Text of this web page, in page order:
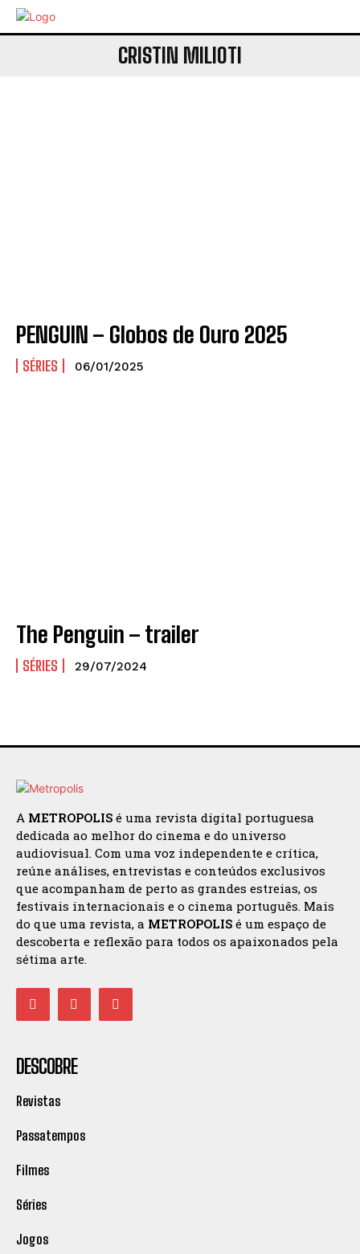
CRISTIN MILIOTI
PENGUIN – Globos de Ouro 2025
SÉRIES 06/01/2025
The Penguin – trailer
SÉRIES 29/07/2024
A METROPOLIS é uma revista digital portuguesa
dedicada ao melhor do cinema e do universo
audiovisual. Com uma voz independente e crítica,
reúne análises, entrevistas e conteúdos exclusivos
que acompanham de perto as grandes estreias, os
festivais internacionais e o cinema português. Mais
do que uma revista, a METROPOLIS é um espaço de
descoberta e reflexão para todos os apaixonados pela
sétima arte.
DESCOBRE
Revistas
Passatempos
Filmes
Séries
Jogos